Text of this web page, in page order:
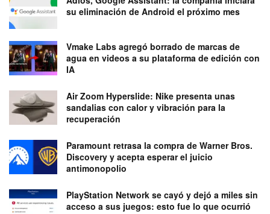
su eliminación de Android el próximo mes
Vmake Labs agregó borrado de marcas de
agua en videos a su plataforma de edición con
IA
Air Zoom Hyperslide: Nike presenta unas
sandalias con calor y vibración para la
recuperación
Paramount retrasa la compra de Warner Bros.
Discovery y acepta esperar el juicio
antimonopolio
PlayStation Network se cayó y dejó a miles sin
acceso a sus juegos: esto fue lo que ocurrió